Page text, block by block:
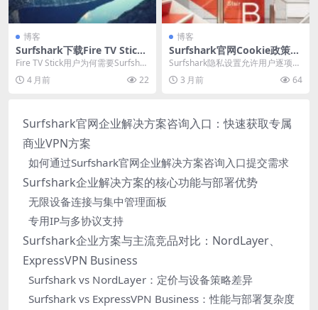
博客
Surfshark下载Fire TV Stick
亚马逊设备适配版
Fire TV Stick用户为何需要Surfshar
k适配版？这款专为亚马逊设...
4 月前 22
博客
Surfshark官网Cookie政策与
隐私设置调整
Surfshark隐私设置允许用户逐项控
制四类Cookie，关闭追踪型选项可
阻止...3 月前 64
Surfshark官网企业解决方案咨询入口：快速获取专属
商业VPN方案
如何通过Surfshark官网企业解决方案咨询入口提交需求
Surfshark企业解决方案的核心功能与部署优势
无限设备连接与集中管理面板
专用IP与多协议支持
Surfshark企业方案与主流竞品对比：NordLayer、
ExpressVPN Business
Surfshark vs NordLayer：定价与设备策略差异
Surfshark vs ExpressVPN Business：性能与部署复杂度